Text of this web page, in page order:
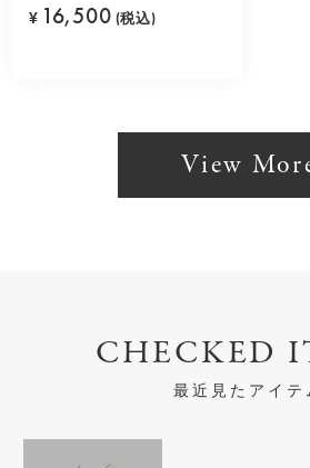
¥ 16,500 (税込)
View
CHECKED
最近見たアイテ